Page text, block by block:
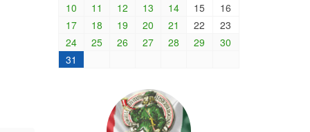
10
11 12 13 14 15
16
17
18 19 20 21 22
23
24
25 26 27 28 29
30
31